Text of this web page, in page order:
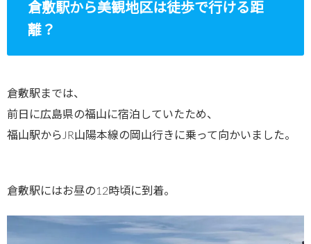
倉敷駅から美観地区は徒歩で行ける距
離？
倉敷駅までは、
前日に広島県の福山に宿泊していたため、
福山駅からJR山陽本線の岡山行きに乗って向かいました。
倉敷駅にはお昼の12時頃に到着。